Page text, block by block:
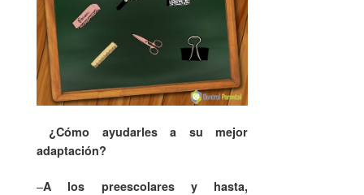
¿Cómo ayudarles a su mejor
adaptación?
–A los preescolares y hasta,